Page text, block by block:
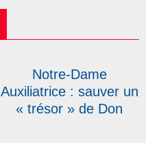
Notre-Dame
Auxiliatrice : sauver un
« trésor » de Don